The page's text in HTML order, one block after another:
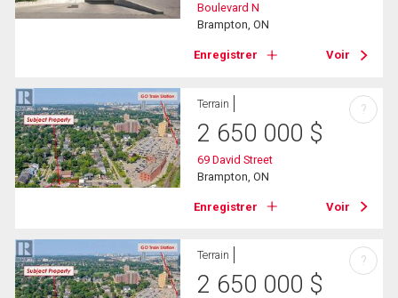
Boulevard N
Brampton, ON
Enregistrer Voir
Terrain
2 650 000 $
69 David Street
Brampton, ON
Enregistrer Voir
?
Terrain
2 650 000 $
?